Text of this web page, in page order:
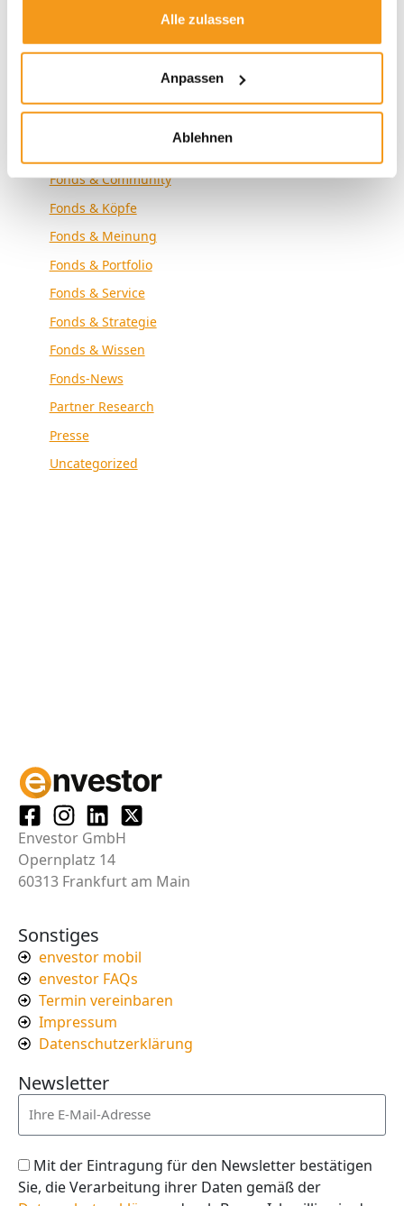
Alle zulassen
Anpassen
Ablehnen
Fonds & Community
Fonds & Köpfe
Fonds & Meinung
Fonds & Portfolio
Fonds & Service
Fonds & Strategie
Fonds & Wissen
Fonds-News
Partner Research
Presse
Uncategorized
Envestor GmbH
Opernplatz 14
60313 Frankfurt am Main
Sonstiges
envestor mobil
envestor FAQs
Termin vereinbaren
Impressum
Datenschutzerklärung
Newsletter
Mit der Eintragung für den Newsletter bestätigen
Sie, die Verarbeitung ihrer Daten gemäß der